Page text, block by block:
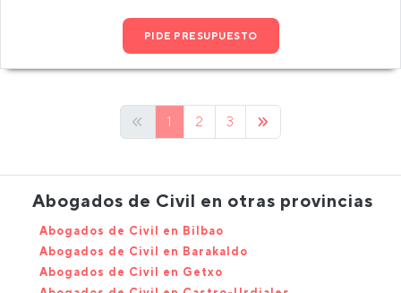
PIDE PRESUPUESTO
1 2 3
Abogados de Civil en otras provincias
Abogados de Civil en Bilbao
Abogados de Civil en Barakaldo
Abogados de Civil en Getxo